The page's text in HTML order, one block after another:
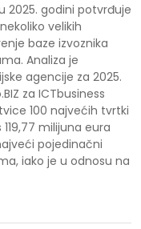
2025. godini potvrđuje
velikih
baze izvoznika
Analiza je
agencije za 2025.
za ICTbusiness
100 najvećih tvrtki
milijuna eura
pojedinačni
iako je u odnosu na